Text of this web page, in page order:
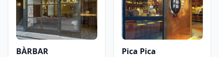
Optimist為客人提供正宗
的西班牙美食傳統，主打
適合分享和在充滿活力的
社交氛圍中享用的菜式。
擇。餐廳營業時間因應不
同日子而有所調整，逢星
期一、二休息，星期三至
日營業，週末營業時間較
BÀRBAR Pica Pica